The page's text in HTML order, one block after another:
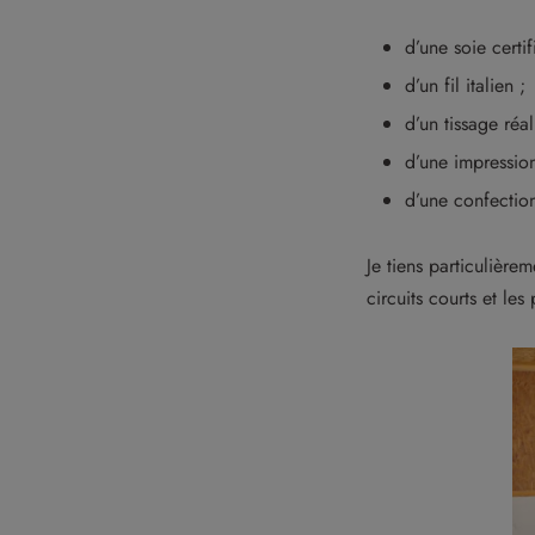
d’une soie
d’un fil italien ;
d’un tissage
d’une
d’une
Je tiens
circuits courts et les